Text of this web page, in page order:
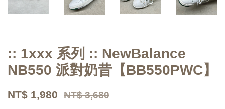
:: 1xxx 系列 :: NewBalance
NB550 派對奶昔【BB550PWC】
NT$ 1,980 NT$ 3,680